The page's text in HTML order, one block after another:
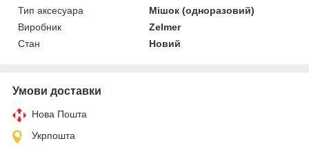
Тип аксесуара
Мішок (одноразовий)
Виробник
Zelmer
Стан
Новий
Умови доставки
Нова Пошта
Укрпошта